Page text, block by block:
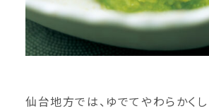
仙台地方では、ゆでてやわらかく